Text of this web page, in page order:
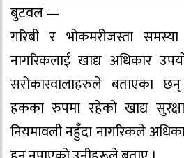
बुटवल —
गरिबी र भोकमरीजस्ता
नागरिकलाई खाद्य अधिकार
सरोकारवालाहरुले बताएका
हकका रुपमा रहेको खाद्य
नियमावली नहुँदा नागरिकले